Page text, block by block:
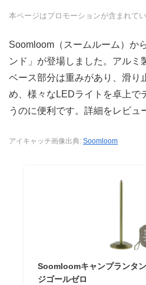
本ページはプロモーションが含まれて
Soomloom（スームルーム）か
ンド」が登場しました。アルミ
ベース部分は重みがあり、滑り
め、様々なLEDライトを卓上で
うのに便利です。詳細をレビュ
アイキャッチ画像出典: Soomloom
Soomloomキャンプランタ
ジゴールゼロ